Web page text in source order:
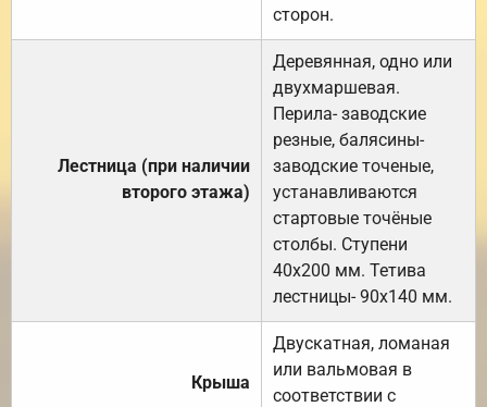
сторон.
Лестница (при наличии
второго этажа)
Деревянная, одно или
двухмаршевая.
Перила- заводские
резные, балясины-
заводские точеные,
устанавливаются
стартовые точёные
столбы. Ступени
40х200 мм. Тетива
лестницы- 90х140 мм.
Крыша
Двускатная, ломаная
или вальмовая в
соответствии с